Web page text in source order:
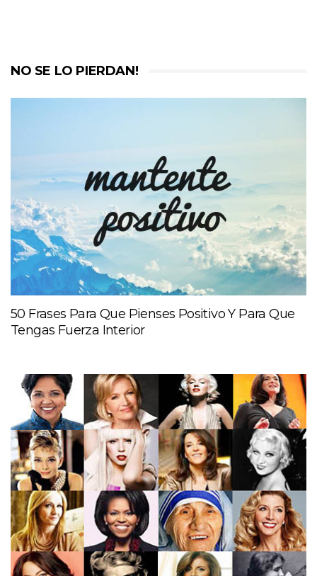
NO SE LO PIERDAN!
50 Frases Para Que Pienses Positivo Y Para Que
Tengas Fuerza Interior